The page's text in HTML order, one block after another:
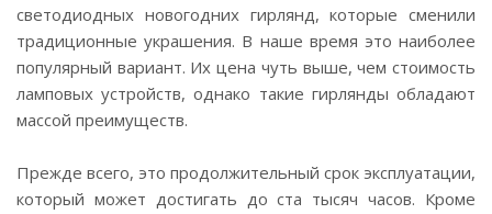
светодиодных новогодних гирлянд, которые сменили
традиционные украшения. В наше время это наиболее
популярный вариант. Их цена чуть выше, чем стоимость
ламповых устройств, однако такие гирлянды обладают
массой преимуществ.
Прежде всего, это продолжительный срок эксплуатации,
который может достигать до ста тысяч часов. Кроме